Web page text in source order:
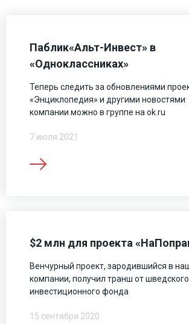
Паблик«Альт-Инвест» в
«Одноклассниках»
Теперь следить за обновлениями
«Энциклопедия» и другими новостями
компании можно в группе на ok.ru
7 июля 2021
$2 млн для проекта
Венчурный проект, зародившийся в
компании, получил транш от шведского
инвестиционного фонда
15 сентября 2020